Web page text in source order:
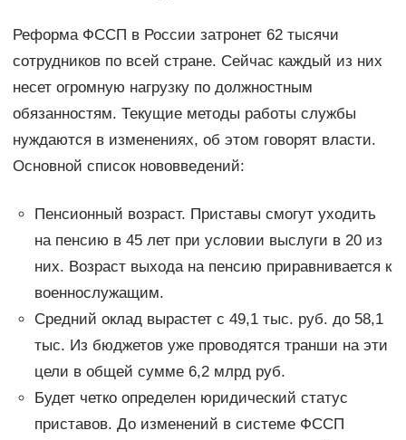
Реформа ФССП в России затронет 62 тысячи
сотрудников по всей стране. Сейчас каждый из них
несет огромную нагрузку по должностным
обязанностям. Текущие методы работы службы
нуждаются в изменениях, об этом говорят власти.
Основной список нововведений:
Пенсионный возраст. Приставы смогут уходить
на пенсию в 45 лет при условии выслуги в 20 из
них. Возраст выхода на пенсию приравнивается к
военнослужащим.
Средний оклад вырастет с 49,1 тыс. руб. до 58,1
тыс. Из бюджетов уже проводятся транши на эти
цели в общей сумме 6,2 млрд руб.
Будет четко определен юридический статус
приставов. До изменений в системе ФССП